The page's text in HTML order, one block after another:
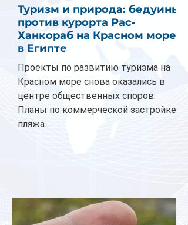
Туризм и природа: бедуины
против курорта Рас-
Ханкораб на Красном море
в Египте
Проекты по развитию туризма на
Красном море снова оказались в
центре общественных споров.
Планы по коммерческой застройке
пляжа...